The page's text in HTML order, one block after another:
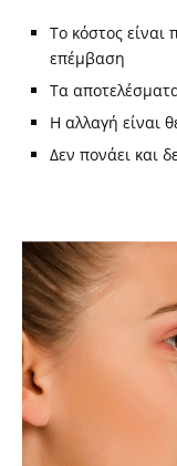
Το κόστος είναι
επέμβαση
Τα
Η αλλαγή είναι
Δεν πονάει και